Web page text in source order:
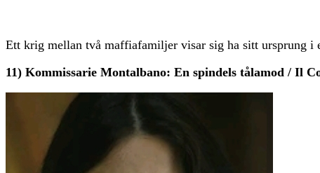
Ett krig mellan två maffiafamiljer visar sig ha sitt ursprung
11) Kommissarie Montalbano: En spindels tålamod / Il